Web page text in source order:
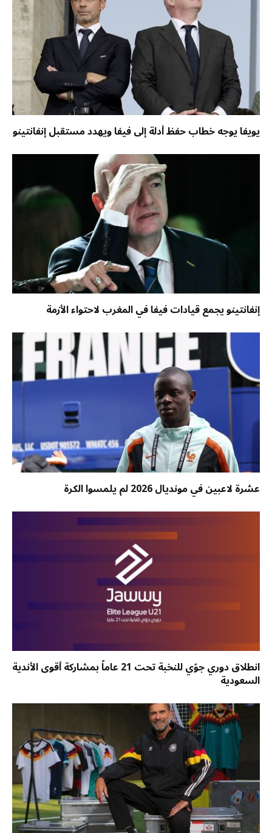
يويفا يوجه خطاب حفظ أدلة إلى فيفا ويهدد مستقبل إنفانتينو
إنفانتينو يجمع قيادات فيفا في المغرب لاحتواء الأزمة
عشرة لاعبين في مونديال 2026 لم يلمسوا الكرة
انطلاق دوري جوّي للنخبة تحت 21 عاماً بمشاركة أقوى الأندية
السعودية